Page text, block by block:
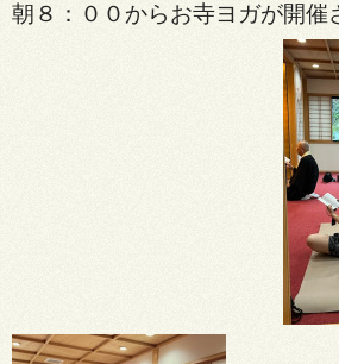
朝８：００からお寺ヨガが開催